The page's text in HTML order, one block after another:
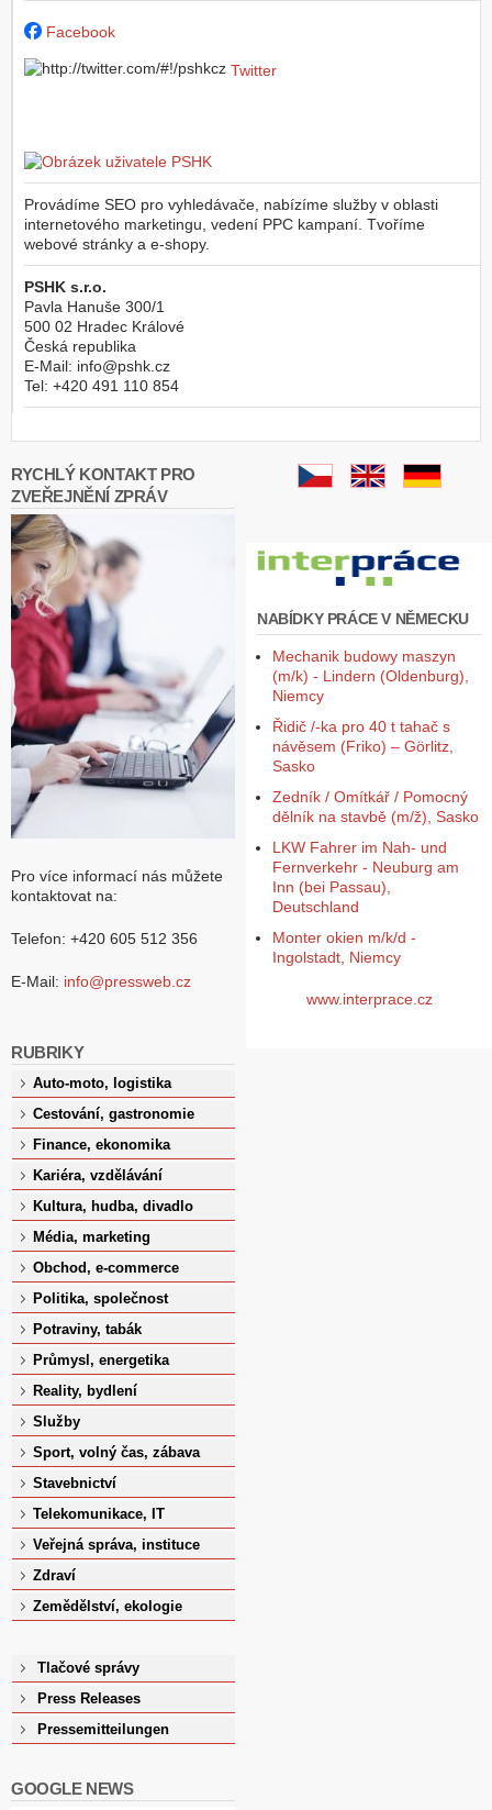
Facebook
Twitter
Provádíme SEO pro vyhledávače, nabízíme služby v oblasti
internetového marketingu, vedení PPC kampaní. Tvoříme
webové stránky a e-shopy.
PSHK s.r.o.
Pavla Hanuše 300/1
500 02 Hradec Králové
Česká republika
E-Mail: info@pshk.cz
Tel: +420 491 110 854
RYCHLÝ KONTAKT PRO
ZVEŘEJNĚNÍ ZPRÁV
Pro více informací nás můžete
kontaktovat na:
Telefon: +420 605 512 356
E-Mail: info@pressweb.cz
RUBRIKY
Auto-moto, logistika
Cestování, gastronomie
Finance, ekonomika
Kariéra, vzdělávání
Kultura, hudba, divadlo
Média, marketing
Obchod, e-commerce
Politika, společnost
Potraviny, tabák
Průmysl, energetika
Reality, bydlení
Služby
Sport, volný čas, zábava
Stavebnictví
Telekomunikace, IT
Veřejná správa, instituce
Zdraví
Zemědělství, ekologie
Tlačové správy
Press Releases
Pressemitteilungen
GOOGLE NEWS
NABÍDKY PRÁCE V NĚMECKU
Mechanik budowy maszyn
(m/k) - Lindern (Oldenburg),
Niemcy
Řidič /-ka pro 40 t tahač s
návěsem (Friko) – Görlitz,
Sasko
Zedník / Omítkář / Pomocný
dělník na stavbě (m/ž), Sasko
LKW Fahrer im Nah- und
Fernverkehr - Neuburg am
Inn (bei Passau),
Deutschland
Monter okien m/k/d -
Ingolstadt, Niemcy
www.interprace.cz